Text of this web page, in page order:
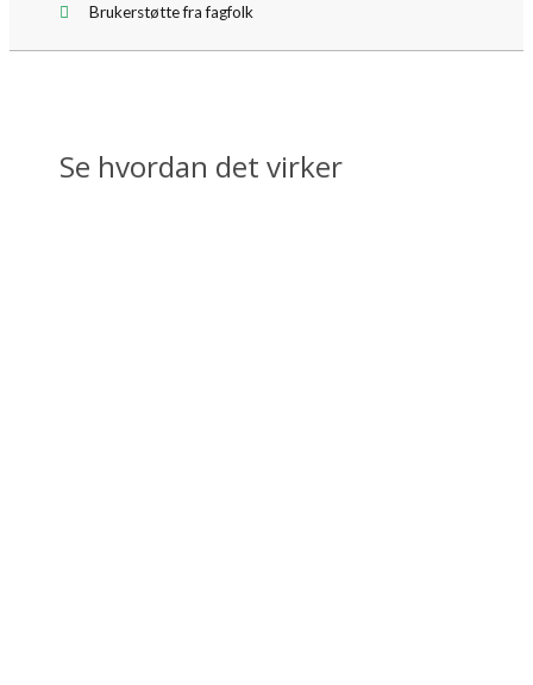
Brukerstøtte fra fagfolk
Se hvordan det virker